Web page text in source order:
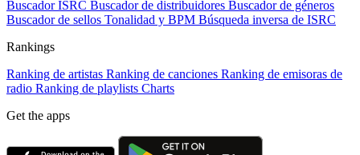
Buscador ISRC Buscador de distribuidores Buscador de géneros
Buscador de sellos Tonalidad y BPM Búsqueda inversa de ISRC
Rankings
Ranking de artistas Ranking de canciones Ranking de emisoras de
radio Ranking de playlists Charts
Get the apps